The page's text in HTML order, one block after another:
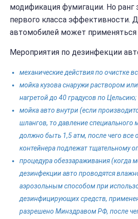
модификация фумигации. Но ранг
первого класса эффективности.
автомобилей может применяться
Мероприятия по дезинфекции
механические действия по очистке
мойка кузова снаружи раствором
нагретой до 40 градусов по Цельсию;
мойка авто внутри (если
шлангов, то давление специального
должно быть 1,5 атм, после чего все
контейнера подлежат тщательному
процедура обеззараживания (когда
дезинфекции авто проводятся
аэрозольным способом при
дезинфицирующих средств,
разрешено Минздравом РФ, после